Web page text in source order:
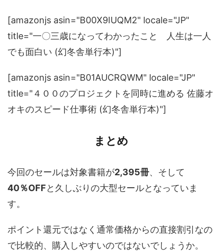
[amazonjs asin="B00X9IUQM2" locale="JP"
title="一〇三歳になってわかったこと 人生は一人
でも面白い (幻冬舎単行本)"]
[amazonjs asin="B01AUCRQWM" locale="JP"
title="４００のプロジェクトを同時に進める 佐藤オ
オキのスピード仕事術 (幻冬舎単行本)"]
まとめ
今回のセールは対象書籍が2,395冊、そして
40％OFFと久しぶりの大型セールとなっていま
す。
ポイント還元ではなく通常価格からの直接割引なの
で比較的、購入しやすいのではないでしょうか。